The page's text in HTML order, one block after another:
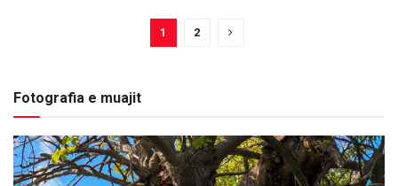
1 2
Fotografia e muajit